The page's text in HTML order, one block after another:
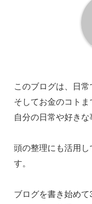
このブログは、日常
そしてお金のコトま
自分の日常や好きな
頭の整理にも活用
す。
ブログを書き始めて